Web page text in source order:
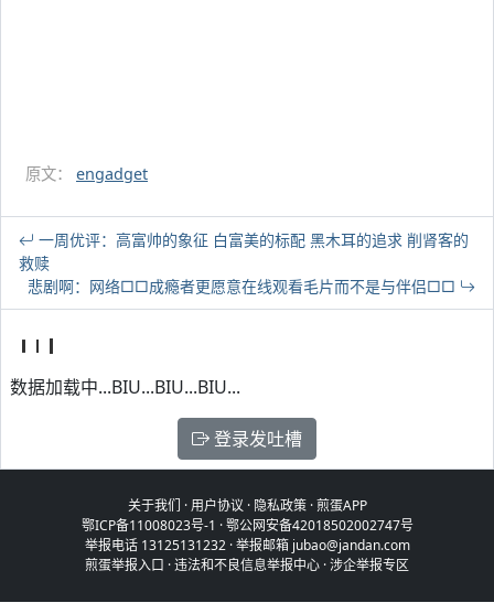
原文： engadget
一周优评：高富帅的象征 白富美的标配 黑木耳的追求 削肾客的
救赎
悲剧啊：网络□□成瘾者更愿意在线观看毛片而不是与伴侣□□
数据加载中...BIU...BIU...BIU...
登录发吐槽
关于我们 ·用户协议 · 隐私政策·煎蛋APP
鄂ICP备11008023号-1 ·鄂公网安备42018502002747号
举报电话 13125131232 · 举报邮箱 jubao@jandan.com
煎蛋举报入口 ·违法和不良信息举报中心 ·涉企举报专区